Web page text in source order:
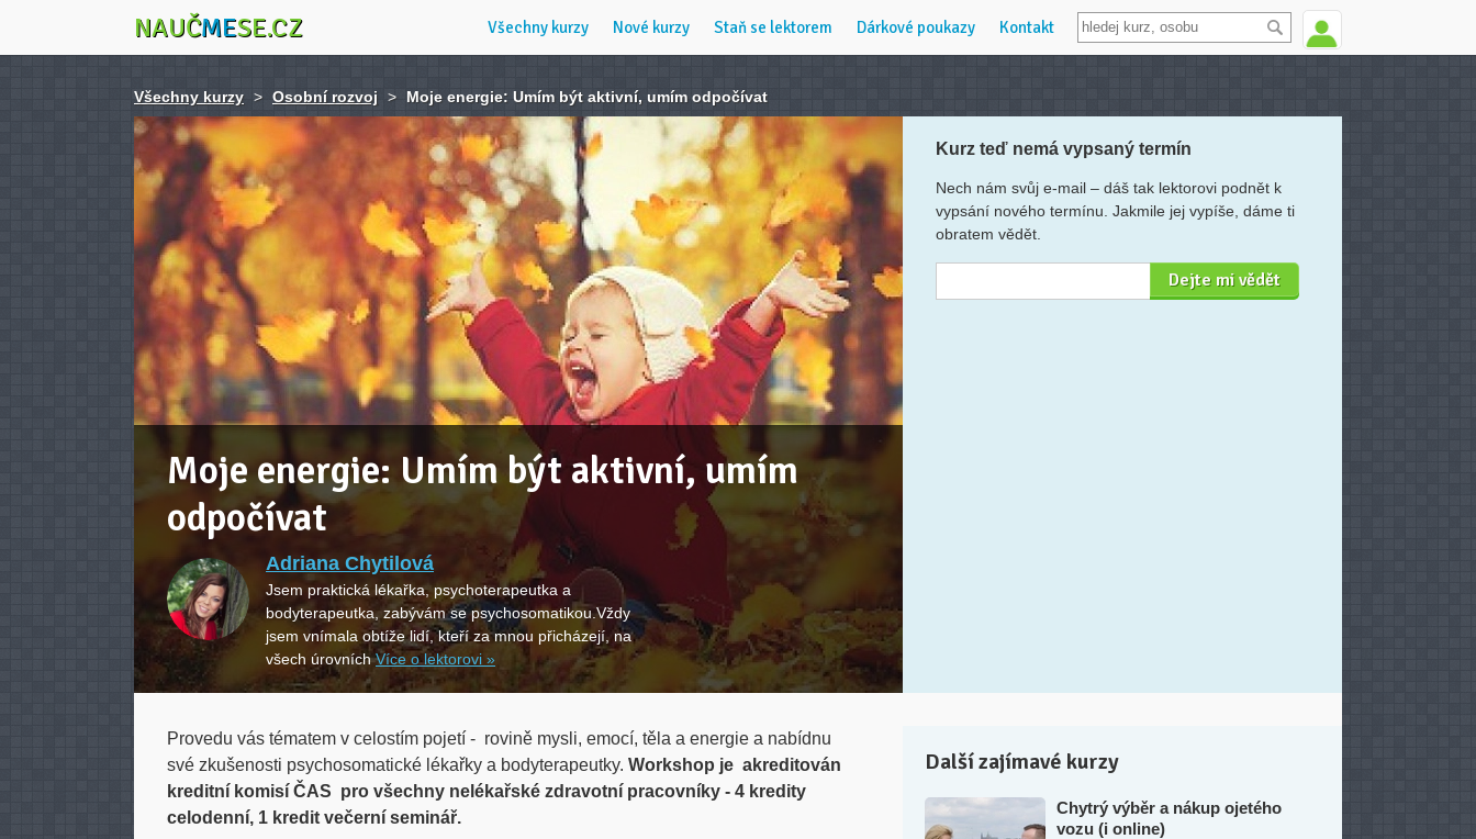
NAUČMESE.CZ Všechny kurzy Nové kurzy Staň se lektorem Dárkové poukazy Kontakt
Všechny kurzy > Osobní rozvoj > Moje energie: Umím být aktivní, umím odpočívat
Moje energie: Umím být aktivní, umím
odpočívat
Adriana Chytilová
Jsem praktická lékařka, psychoterapeutka a
bodyterapeutka, zabývám se psychosomatikou.Vždy
jsem vnímala obtíže lidí, kteří za mnou přicházejí, na
všech úrovníchVíce o lektorovi »
Kurz teď nemá vypsaný termín
Nech nám svůj e-mail – dáš tak lektorovi podnět k
vypsání nového termínu. Jakmile jej vypíše, dáme ti
obratem vědět.
Provedu vás tématem v celostím pojetí - rovině mysli, emocí, těla a energie a nabídnu
své zkušenosti psychosomatické lékařky a bodyterapeutky. Workshop je akreditován
kreditní komisí ČAS pro všechny nelékařské zdravotní pracovníky - 4 kredity
celodenní, 1 kredit večerní seminář.
Další zajímavé kurzy
Chytrý výběr a nákup ojetého
vozu (i online)